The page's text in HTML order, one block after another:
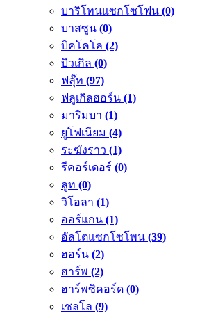
บาริโทนแซกโซโฟน (0)
บาสซูน (0)
บิคโคโล (2)
บิวเกิล (0)
ฟลุ๊ท (97)
ฟลูเกิลฮอร์น (1)
มาริมบา (1)
ยูโฟเนียม (4)
ระฆังราว (1)
รีคอร์เดอร์ (0)
ลูท (0)
วิโอลา (1)
ออร์แกน (1)
อัลโตแซกโซโพน (39)
ฮอร์น (2)
ฮาร์พ (2)
ฮาร์พซิคอร์ด (0)
เชลโล (9)